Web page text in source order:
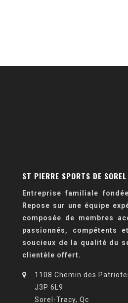
ST PIERRE SPORTS DE SOREL
Entreprise familiale
Repose sur une équipe
composée de membres
passionnés, compétents
soucieux de la qualité du
clientèle offert.
1108 Chemin des
J3P 6L9
Sorel-Tracy, Qc